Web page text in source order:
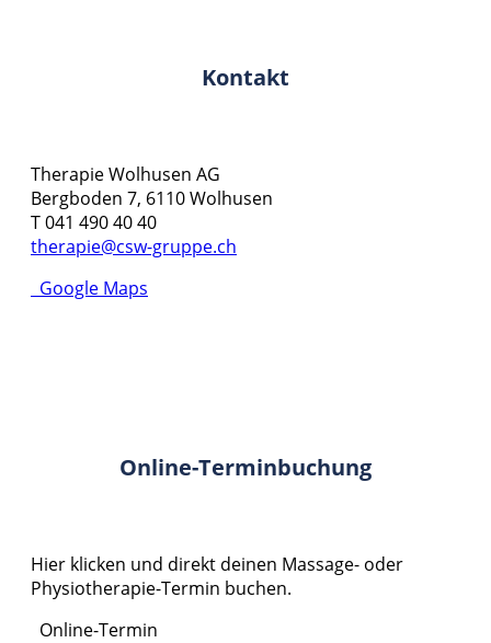
Kontakt
Therapie Wolhusen AG
Bergboden 7, 6110 Wolhusen
T 041 490 40 40
therapie@csw-gruppe.ch
Google Maps
Online-Terminbuchung
Hier klicken und direkt deinen Massage- oder
Physiotherapie-Termin buchen.
Online-Termin